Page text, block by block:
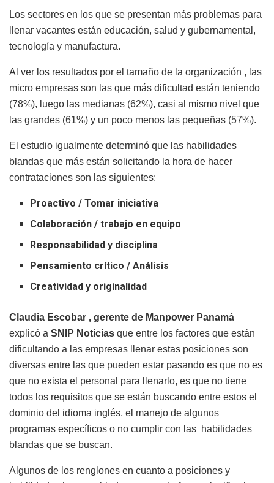
Los sectores en los que se presentan más problemas para
llenar vacantes están educación, salud y gubernamental,
tecnología y manufactura.
Al ver los resultados por el tamaño de la organización , las
micro empresas son las que más dificultad están teniendo
(78%), luego las medianas (62%), casi al mismo nivel que
las grandes (61%) y un poco menos las pequeñas (57%).
El estudio igualmente determinó que las habilidades
blandas que más están solicitando la hora de hacer
contrataciones son las siguientes:
Proactivo / Tomar iniciativa
Colaboración / trabajo en equipo
Responsabilidad y disciplina
Pensamiento crítico / Análisis
Creatividad y originalidad
Claudia Escobar , gerente de Manpower Panamá
explicó a SNIP Noticias que entre los factores que están
dificultando a las empresas llenar estas posiciones son
diversas entre las que pueden estar pasando es que no es
que no exista el personal para llenarlo, es que no tiene
todos los requisitos que se están buscando entre estos el
dominio del idioma inglés, el manejo de algunos
programas específicos o no cumplir con las habilidades
blandas que se buscan.
Algunos de los renglones en cuanto a posiciones y